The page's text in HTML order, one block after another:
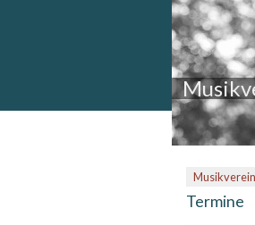
Termine